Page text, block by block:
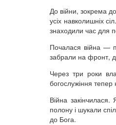
До війни, зокрема
усіх навколишніх
знаходили час для
Почалася війна —
забрали на фронт,
Через три роки
богослужіння
Війна
полону і шукали
до Бога.